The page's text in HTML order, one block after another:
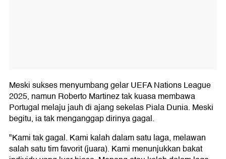
Meski sukses menyumbang gelar UEFA Nations League
2025, namun Roberto Martinez tak kuasa membawa
Portugal melaju jauh di ajang sekelas Piala Dunia. Meski
begitu, ia tak menganggap dirinya gagal.
"Kami tak gagal. Kami kalah dalam satu laga, melawan
salah satu tim favorit (juara). Kami menunjukkan bakat